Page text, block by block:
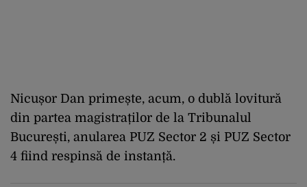
Nicușor Dan primește, acum, o dublă lovitură
din partea magistraților de la Tribunalul
București, anularea PUZ Sector 2 și PUZ Sector
4 fiind respinsă de instanță.